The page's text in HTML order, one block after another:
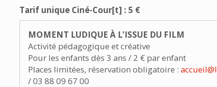
Tarif unique Ciné-Cour[t] : 5 €
MOMENT LUDIQUE À L’ISSUE DU FILM
Activité pédagogique et créative
Pour les enfants dès 3 ans / 2 € par enfant
Places limitées, réservation obligatoire :
/ 03 88 09 67 00